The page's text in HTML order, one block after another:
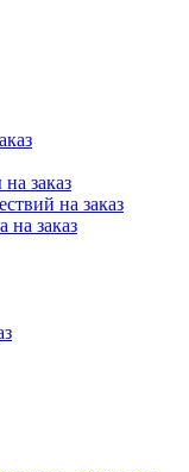
заказ
на заказ
на заказ